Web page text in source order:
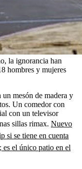
la ignorancia han
hombres y mujeres
mesón de madera y
Un comedor con
con un televisor
sillas rimax. Nuevo
si se tiene en cuenta
es el único patio en el